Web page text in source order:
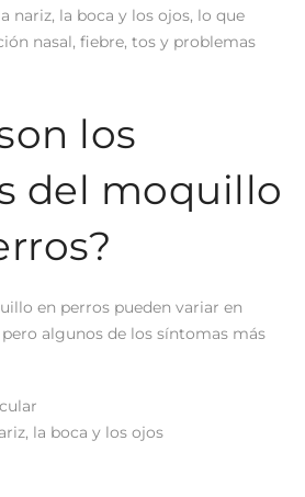
nariz, la boca y los ojos, lo que
nasal, fiebre, tos y problemas
los
del moquillo
en perros pueden variar en
algunos de los síntomas más
la boca y los ojos